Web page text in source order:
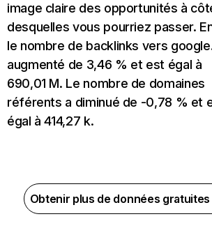
image claire des opportunités à
desquelles vous pourriez passer.
le nombre de backlinks vers
augmenté de 3,46 % et est égal à
690,01 M. Le nombre de domaines
référents a diminué de -0,78 % et
égal à 414,27 k.
Obtenir plus de données